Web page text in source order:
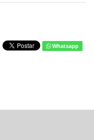
Whatsapp